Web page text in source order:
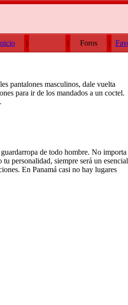
| | Foros |
pantalones masculinos, dale vuelta
para ir de los mandados a un coctel.
de todo hombre. No importa
tu personalidad, siempre será un
En Panamá casi no hay lugares